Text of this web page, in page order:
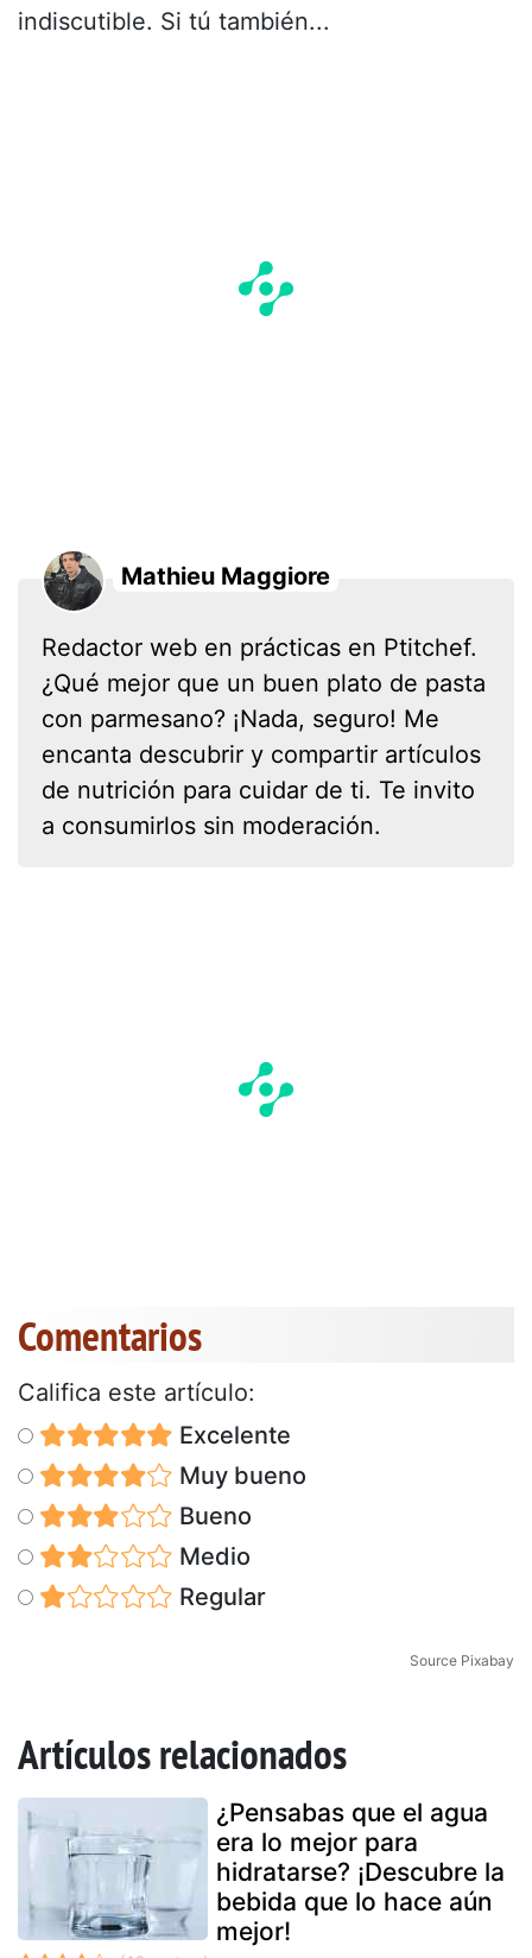
indiscutible. Si tú también...
Mathieu Maggiore
Redactor web en prácticas en Ptitchef.
¿Qué mejor que un buen plato de pasta
con parmesano? ¡Nada, seguro! Me
encanta descubrir y compartir artículos
de nutrición para cuidar de ti. Te invito
a consumirlos sin moderación.
Comentarios
Califica este artículo:
Excelente
Muy bueno
Bueno
Medio
Regular
Source Pixabay
Artículos relacionados
¿Pensabas que el agua
era lo mejor para
hidratarse? ¡Descubre la
bebida que lo hace aún
mejor!